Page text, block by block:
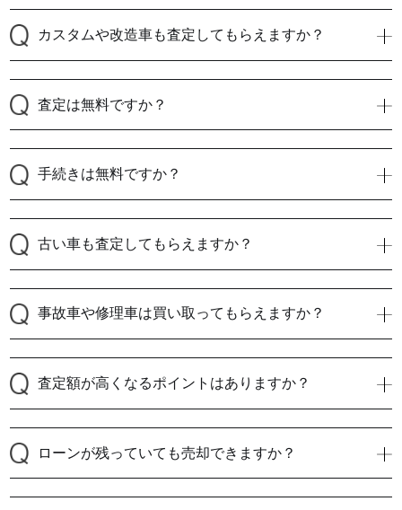
カスタムや改造車も査定してもらえますか？
査定は無料ですか？
手続きは無料ですか？
古い車も査定してもらえますか？
事故車や修理車は買い取ってもらえますか？
査定額が高くなるポイントはありますか？
ローンが残っていても売却できますか？